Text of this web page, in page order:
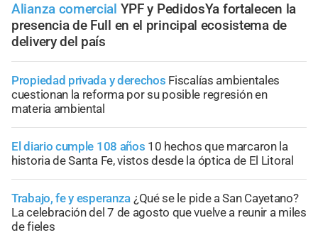
Alianza comercial YPF y PedidosYa fortalecen la
presencia de Full en el principal ecosistema de
delivery del país
Propiedad privada y derechos Fiscalías ambientales
cuestionan la reforma por su posible regresión en
materia ambiental
El diario cumple 108 años 10 hechos que marcaron la
historia de Santa Fe, vistos desde la óptica de El Litoral
Trabajo, fe y esperanza ¿Qué se le pide a San Cayetano?
La celebración del 7 de agosto que vuelve a reunir a miles
de fieles